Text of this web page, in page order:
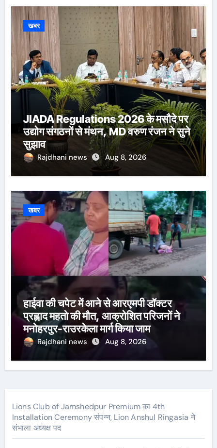
खबर
JIADA Regulations 2026 के मसौदे पर
उद्योग संगठनों से मंथन, MD वरुण रंजन ने सुने
सुझाव
Rajdhani news Aug 8, 2026
खबर
हाईवा की चपेट में आने से आरएमपी डॉक्टर
प्रह्लाद महतो की मौत, आक्रोशित परिजनों ने
मनोहरपुर-राउरकेला मार्ग किया जाम
Rajdhani news Aug 8, 2026
Lions Club of Jamshedpur Premium का 4th
Installation Ceremony संपन्न, Lion Anshul Ringasia ने
संभाला अध्यक्ष पद